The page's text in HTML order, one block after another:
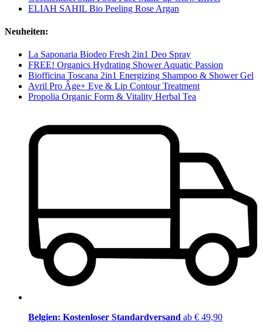
ELIAH SAHIL Bio Peeling Rose Argan
Neuheiten:
La Saponaria Biodeo Fresh 2in1 Deo Spray
FREE! Organics Hydrating Shower Aquatic Passion
Biofficina Toscana 2in1 Energizing Shampoo & Shower Gel
Avril Pro Âge+ Eye & Lip Contour Treatment
Propolia Organic Form & Vitality Herbal Tea
Belgien: Kostenloser Standardversand ab € 49,90